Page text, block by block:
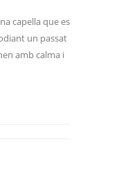
capella que es
un passat
amb calma i